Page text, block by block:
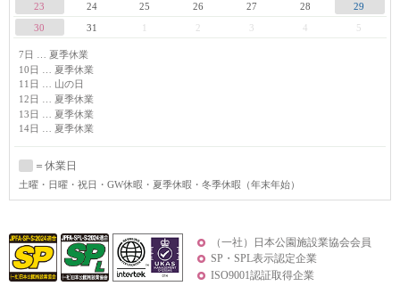
23
24 25 26 27 28
29
30
31 1 3 4 5
7日 … 夏季休業
10日 … 夏季休業
11日 … 山の日
12日 … 夏季休業
13日 … 夏季休業
14日 … 夏季休業
＝休業日
土曜・日曜・祝日・GW休暇・夏季休暇・冬季休暇（年末年始）
（一社）日本公園施設業協会会員
SP・SPL表示認定企業
ISO9001認証取得企業